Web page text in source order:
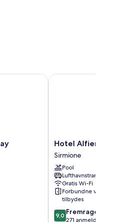
Hotel
Alfieri
Sirmione
Hotel Alfieri
Sirmione
Pool
Lufthavnstransport
Gratis Wi-Fi
Forbundne værelser
tilbydes
9.0
ud
9,0 Fremragende
271 anmeldelser
Hotel Alfieri